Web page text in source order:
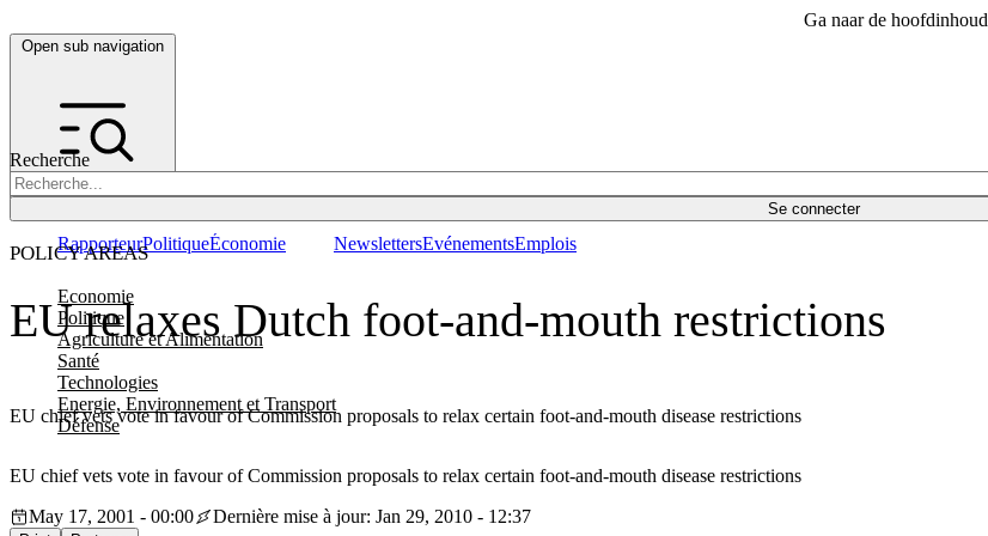
Ga naar de hoofdinhoud
Open sub navigation
Recherche
Se connecter
POLICY AREAS
Economie
Politique
Agriculture et Alimentation
Santé
Technologies
Energie, Environnement et Transport
Défense
RapporteurPolitiqueÉconomie NewslettersEvénementsEmplois
EU relaxes Dutch foot-and-mouth restrictions
EU chief vets vote in favour of Commission proposals to relax certain foot-and-mouth disease restrictions
EU chief vets vote in favour of Commission proposals to relax certain foot-and-mouth disease restrictions
May 17, 2001 - 00:00
Dernière mise à jour: Jan 29, 2010 - 12:37